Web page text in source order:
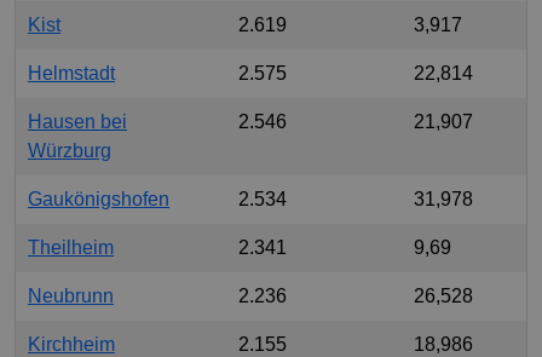
Kist 2.619 3,917
Helmstadt 2.575 22,814
Hausen bei
Würzburg
2.546 21,907
Gaukönigshofen 2.534 31,978
Theilheim 2.341 9,69
Neubrunn 2.236 26,528
Kirchheim 2.155 18,986